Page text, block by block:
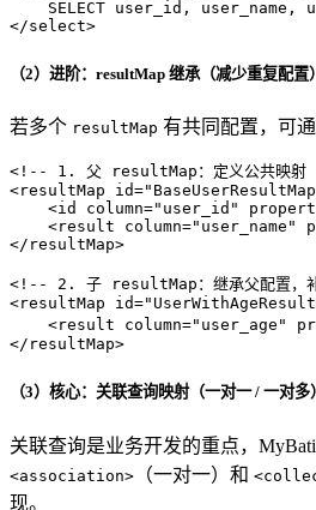
</select>
（2）进阶：resultMap 继承（减少重复配置）
若多个 resultMap 有共同配置，可
<!-- 1. 父 resultMap：定义公共映
<resultMap id=
<id column="user_id"
<result column="user_name"
</ resultMap>
<!-- 2. 子 resultMap：继承父配置，
<resultMap id=
<result column="user_age"
</ resultMap>
（3）核心：关联查询映射（一对一 / 一对多）
关联查询是业务开发的重点，
<association> （一对一）和
现。